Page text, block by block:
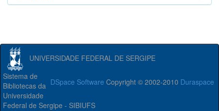
UNIVERSIDADE FEDERAL DE SERGIPE
DSpace Software Copyright © 2002-2010 Duraspace
Sistema de
Bibliotecas da
Universidade
Federal de Sergipe - SIBIUFS